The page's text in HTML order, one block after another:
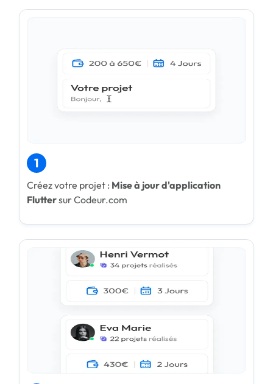
1
Créez votre projet : Mise à jour d'application
Fluttersur Codeur.com